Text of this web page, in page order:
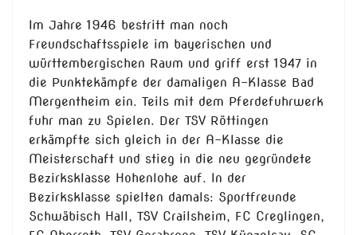
Im Jahre 1946 bestritt man noch
Freundschaftsspiele im bayerischen und
württembergischen Raum und griff erst 1947 in
die Punktekämpfe der damaligen A-Klasse Bad
Mergentheim ein. Teils mit dem Pferdefuhrwerk
fuhr man zu Spielen. Der TSV Röttingen
erkämpfte sich gleich in der A-Klasse die
Meisterschaft und stieg in die neu gegründete
Bezirksklasse Hohenlohe auf. In der
Bezirksklasse spielten damals: Sportfreunde
Schwäbisch Hall, TSV Crailsheim, FC Creglingen,